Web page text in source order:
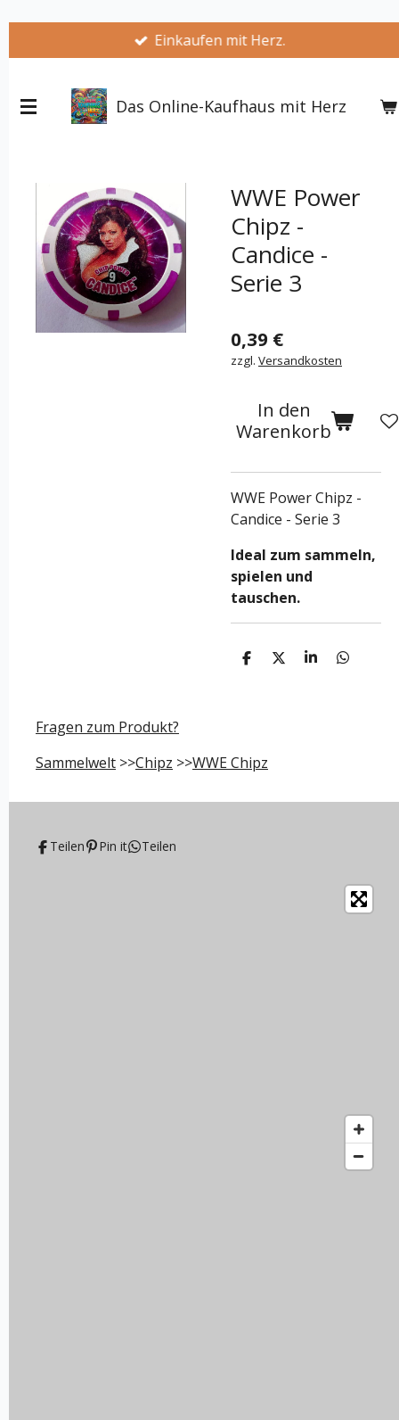
springen
Einkaufen mit Herz.
Das Online-Kaufhaus mit Herz
WWE Power
Chipz -
Candice -
Serie 3
0,39 €
zzgl. Versandkosten
In den
Warenkorb
WWE Power Chipz -
Candice - Serie 3
Ideal zum sammeln,
spielen und
tauschen.
T
T
T
T
Fragen zum Produkt?
Sammelwelt >>Chipz >>WWE Chipz
Teilen Pin it Teilen